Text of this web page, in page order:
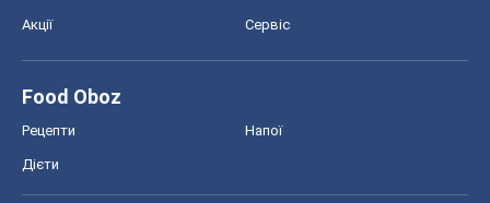
Акції Сервіс
Food Oboz
Рецепти Напої
Дієти